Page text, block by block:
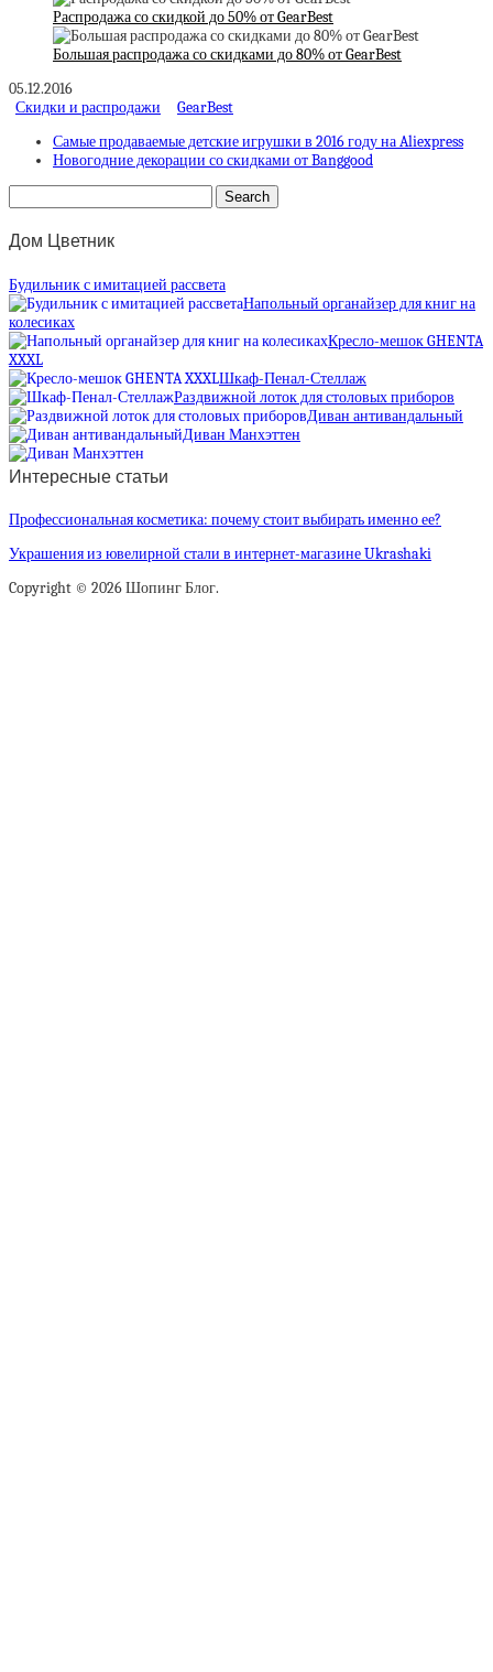
Распродажа со скидкой до 50% от GearBest
Большая распродажа со скидками до 80% от GearBest
05.12.2016
Скидки и распродажи
GearBest
Самые продаваемые детские игрушки в 2016 году на Aliexpress
Новогодние декорации со скидками от Banggood
Дом Цветник
Будильник с имитацией рассвета
Напольный органайзер для книг на
колесиках
Кресло-мешок GHENTA
XXXL
Шкаф-Пенал-Стеллаж
Раздвижной лоток для столовых приборов
Диван антивандальный
Диван Манхэттен
Интересные статьи
Профессиональная косметика: почему стоит выбирать именно ее?
Украшения из ювелирной стали в интернет-магазине Ukrashaki
Copyright © 2026 Шопинг Блог.